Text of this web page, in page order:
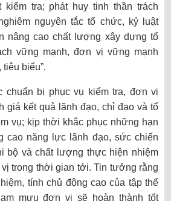
kiểm tra; phát huy tinh thần trách
nguyên tắc tổ chức, kỷ luật
nâng cao chất lượng xây dựng tổ
vững mạnh, đơn vị vững mạnh
biểu”.
chuẩn bị phục vụ kiểm tra, đơn vị
giá kết quả lãnh đạo, chỉ đạo và tổ
vụ; kịp thời khắc phục những hạn
cao năng lực lãnh đạo, sức chiến
bộ và chất lượng thực hiện nhiệm
trong thời gian tới. Tin tưởng rằng
tính chủ động cao của tập thể
mưu đơn vị sẽ hoàn thành tốt